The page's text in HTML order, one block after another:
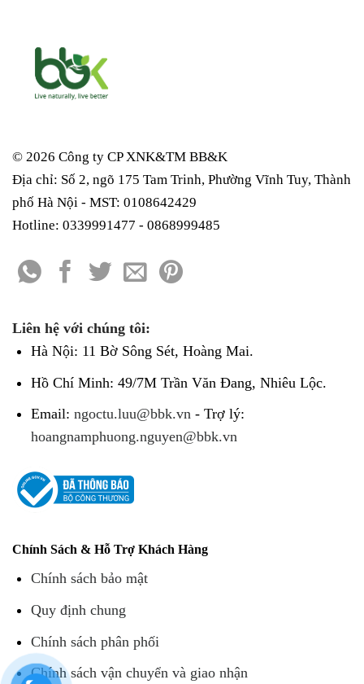
© 2026 Công ty CP XNK&TM BB&K
Địa chỉ: Số 2, ngõ 175 Tam Trinh, Phường Vĩnh Tuy, Thành
phố Hà Nội - MST: 0108642429
Hotline: 0339991477 - 0868999485
Liên hệ với chúng tôi:
Hà Nội: 11 Bờ Sông Sét, Hoàng Mai.
Hồ Chí Minh: 49/7M Trần Văn Đang, Nhiêu Lộc.
Email: ngoctu.luu@bbk.vn- Trợ lý:
hoangnamphuong.nguyen@bbk.vn
Chính Sách & Hỗ Trợ Khách Hàng
Chính sách bảo mật
Quy định chung
Chính sách phân phối
Chính sách vận chuyển và giao nhận